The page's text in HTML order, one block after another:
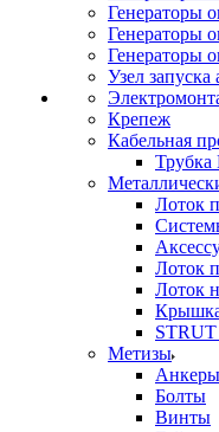
Генераторы
Генераторы
Генераторы
Узел
Крепеж
Кабельная
Лоток
Лоток
Лоток
STRUT
Метизы
Анкеры
Болты
Винты